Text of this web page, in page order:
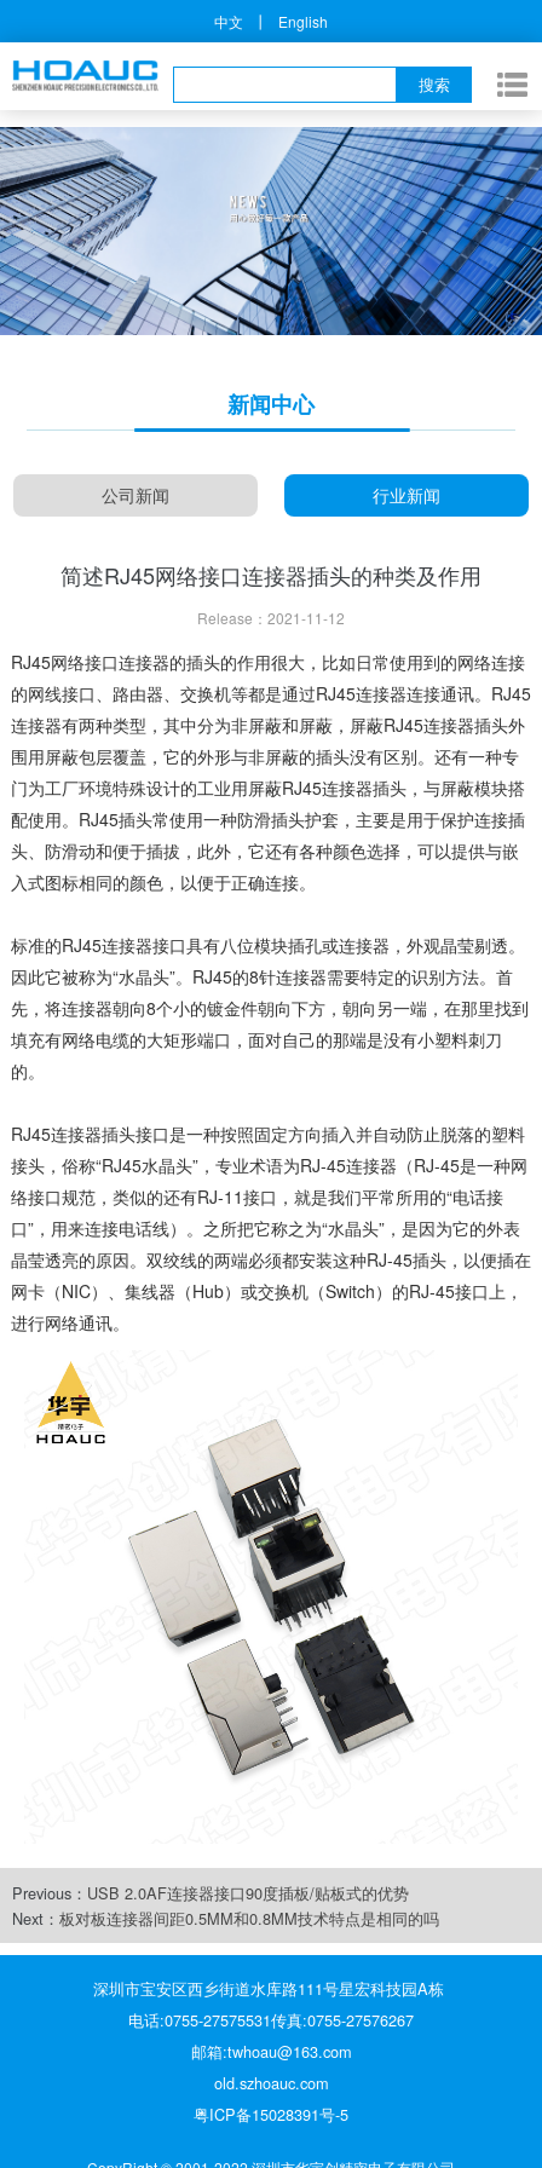
中文 丨 English
新闻中心
公司新闻 行业新闻
简述RJ45网络接口连接器插头的种类及作用
Release：2021-11-12
RJ45网络接口连接器的插头的作用很大，比如日常使用到的网络连接
的网线接口、路由器、交换机等都是通过RJ45连接器连接通讯。RJ45
连接器有两种类型，其中分为非屏蔽和屏蔽，屏蔽RJ45连接器插头外
围用屏蔽包层覆盖，它的外形与非屏蔽的插头没有区别。还有一种专
门为工厂环境特殊设计的工业用屏蔽RJ45连接器插头，与屏蔽模块搭
配使用。RJ45插头常使用一种防滑插头护套，主要是用于保护连接插
头、防滑动和便于插拔，此外，它还有各种颜色选择，可以提供与嵌
入式图标相同的颜色，以便于正确连接。
标准的RJ45连接器接口具有八位模块插孔或连接器，外观晶莹剔透。
因此它被称为“水晶头”。RJ45的8针连接器需要特定的识别方法。首
先，将连接器朝向8个小的镀金件朝向下方，朝向另一端，在那里找到
填充有网络电缆的大矩形端口，面对自己的那端是没有小塑料刺刀
的。
RJ45连接器插头接口是一种按照固定方向插入并自动防止脱落的塑料
接头，俗称“RJ45水晶头”，专业术语为RJ-45连接器（RJ-45是一种网
络接口规范，类似的还有RJ-11接口，就是我们平常所用的“电话接
口”，用来连接电话线）。之所把它称之为“水晶头”，是因为它的外表
晶莹透亮的原因。双绞线的两端必须都安装这种RJ-45插头，以便插在
网卡（NIC）、集线器（Hub）或交换机（Switch）的RJ-45接口上，
进行网络通讯。
Previous： USB 2.0AF连接器接口90度插板/贴板式的优势
Next： 板对板连接器间距0.5MM和0.8MM技术特点是相同的吗
深圳市宝安区西乡街道水库路111号星宏科技园A栋
电话:0755-27575531传真:0755-27576267
邮箱:twhoau@163.com
old.szhoauc.com
粤ICP备15028391号-5